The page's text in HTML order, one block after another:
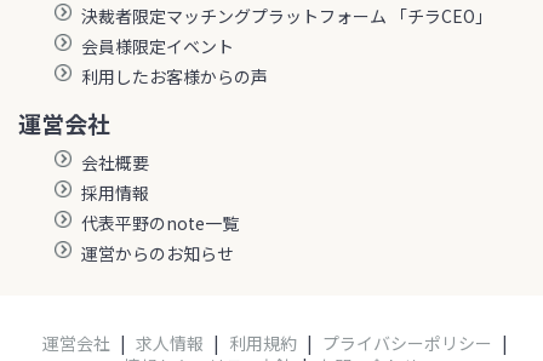
決裁者限定マッチングプラットフォーム 「チラCEO」
会員様限定イベント
利用したお客様からの声
運営会社
会社概要
採用情報
代表平野のnote一覧
運営からのお知らせ
運営会社 | 求人情報 | 利用規約 | プライバシーポリシー |